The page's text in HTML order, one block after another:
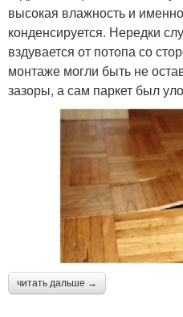
высокая влажность и
конденсируется. Нередки
вздувается от потопа со
монтаже могли быть не
зазоры, а сам паркет был
читать дальше →